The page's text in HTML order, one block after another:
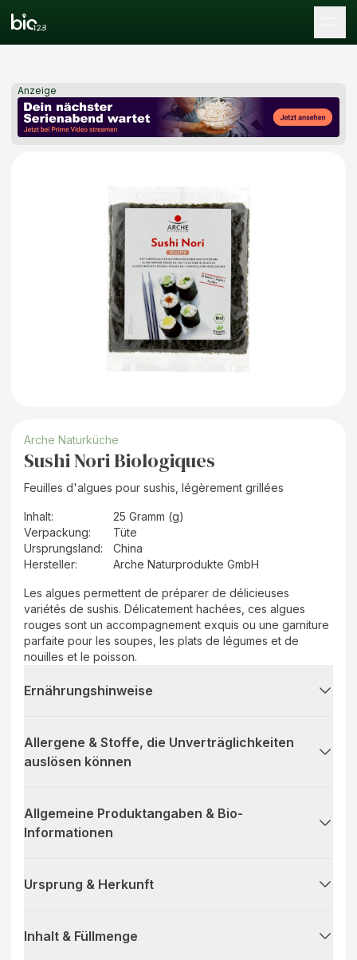
Anzeige
Arche Naturküche
Sushi Nori Biologiques
Feuilles d'algues pour sushis, légèrement grillées
Inhalt:
25 Gramm (g)
Verpackung:
Tüte
Ursprungsland:
China
Hersteller: Arche Naturprodukte GmbH
Les algues permettent de préparer de délicieuses
variétés de sushis. Délicatement hachées, ces algues
rouges sont un accompagnement exquis ou une garniture
parfaite pour les soupes, les plats de légumes et de
nouilles et le poisson.
Ernährungshinweise
Allergene & Stoffe, die Unverträglichkeiten
auslösen können
Allgemeine Produktangaben & Bio-
Informationen
Ursprung & Herkunft
Inhalt & Füllmenge